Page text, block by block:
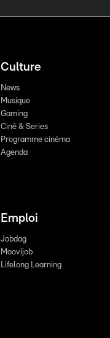
Culture
News
Musique
Gaming
Ciné & Series
Programme cinéma
Agenda
Emploi
Jobdag
Moovijob
Lifelong Learning